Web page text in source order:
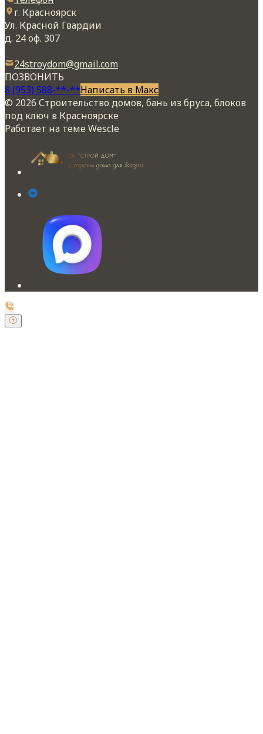
г. Красноярск
Ул. Красной Гвардии
д. 24 оф. 307
24stroydom@gmail.com
ПОЗВОНИТЬ
8 (953) 588-**-**Написать в Макс
© 2026 Строительство домов, бань из бруса, блоков
под ключ в Красноярске
Работает на теме Wescle